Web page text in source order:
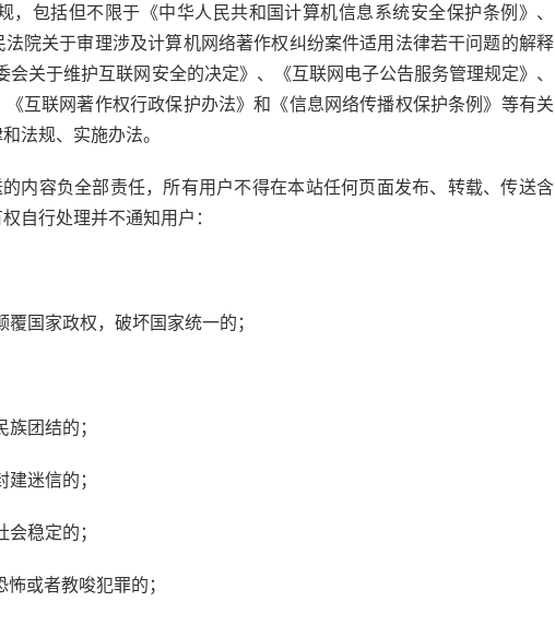
，包括但不限于《中华人民共和国计算机信息系统安全保护条例》、
法院关于审理涉及计算机网络著作权纠纷案件适用法律若干问题的解释
关于维护互联网安全的决定》、《互联网电子公告服务管理规定》、
《互联网著作权行政保护办法》和《信息网络传播权保护条例》等有关
法规、实施办法。
内容负全部责任，所有用户不得在本站任何页面发布、转载、传送含
自行处理并不通知用户：
国家政权，破坏国家统一的；
团结的；
迷信的；
稳定的；
或者教唆犯罪的；